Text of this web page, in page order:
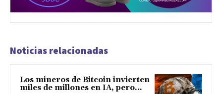
Noticias relacionadas
Los mineros de Bitcoin invierten
miles de millones en IA, pero...